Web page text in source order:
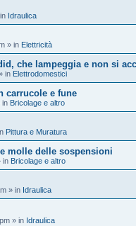
Idraulica
» in Elettricità
che lampeggia e non si
in Elettrodomestici
carrucole e fune
in Bricolage e altro
Pittura e Muratura
molle delle sospensioni
in Bricolage e altro
» in Idraulica
» in Idraulica